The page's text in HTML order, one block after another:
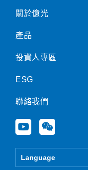
關於億光
產品
投資人專區
ESG
聯絡我們
Y
o
u
W
e
i
Language